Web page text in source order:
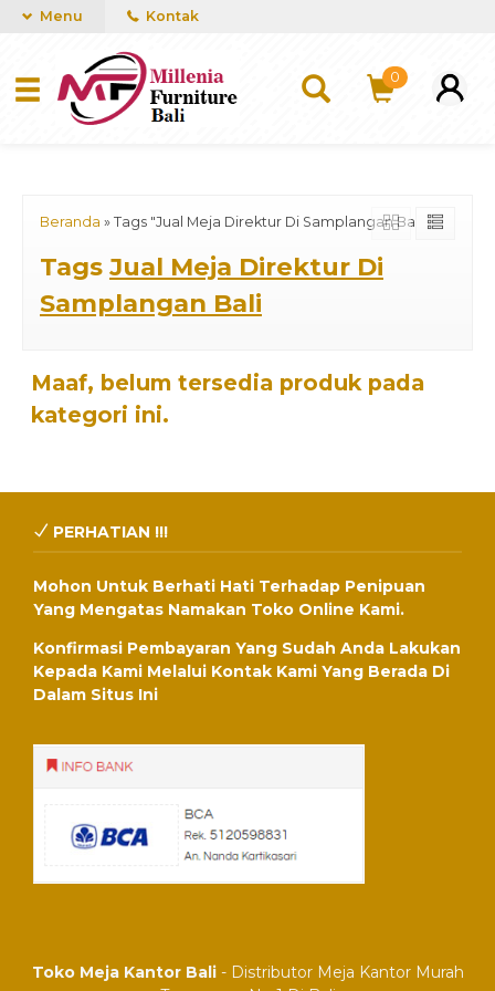
mUCn7CwGawCVTvwq7a99f4AgACOVgZvYEW65FFSDBf0
Menu Kontak
0
Beranda » Tags "Jual Meja Direktur Di Samplangan Bali"
Tags Jual Meja Direktur Di
Samplangan Bali
Maaf, belum tersedia produk pada
kategori ini.
PERHATIAN !!!
Mohon Untuk Berhati Hati Terhadap Penipuan
Yang Mengatas Namakan Toko Online Kami.
Konfirmasi Pembayaran Yang Sudah Anda Lakukan
Kepada Kami Melalui Kontak Kami Yang Berada Di
Dalam Situs Ini
Toko Meja Kantor Bali- Distributor Meja Kantor Murah